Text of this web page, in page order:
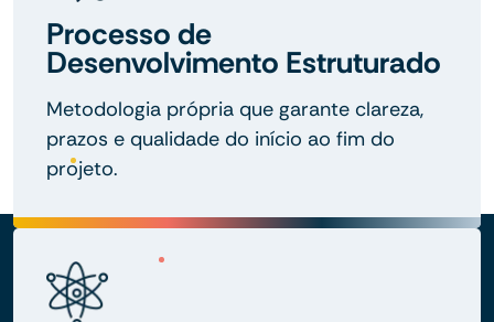
Processo de
Desenvolvimento Estruturado
Metodologia própria que garante clareza,
prazos e qualidade do início ao fim do
projeto.